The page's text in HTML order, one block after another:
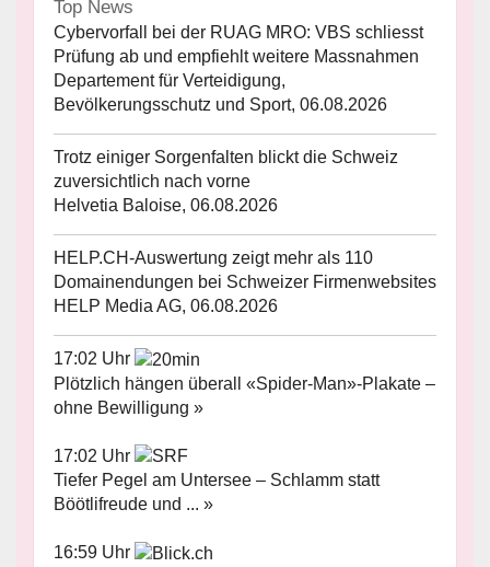
Top News
Cybervorfall bei der RUAG MRO: VBS schliesst
Prüfung ab und empfiehlt weitere Massnahmen
Departement für Verteidigung,
Bevölkerungsschutz und Sport, 06.08.2026
Trotz einiger Sorgenfalten blickt die Schweiz
zuversichtlich nach vorne
Helvetia Baloise, 06.08.2026
HELP.CH-Auswertung zeigt mehr als 110
Domainendungen bei Schweizer Firmenwebsites
HELP Media AG, 06.08.2026
17:02 Uhr
Plötzlich hängen überall «Spider-Man»-Plakate –
ohne Bewilligung »
17:02 Uhr
Tiefer Pegel am Untersee – Schlamm statt
Böötlifreude und ... »
16:59 Uhr